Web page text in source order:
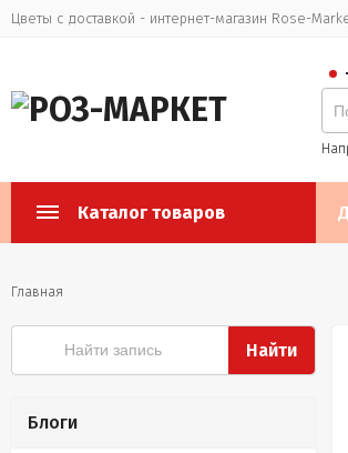
Цветы с доставкой - интернет-магазин Rose-
Каталог товаров
Главная
Найти
Блоги